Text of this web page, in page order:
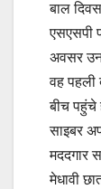
बाल
एसएसपी
अवसर
वह
बीच पहुंचे
साइबर
मददगार
मेधावी